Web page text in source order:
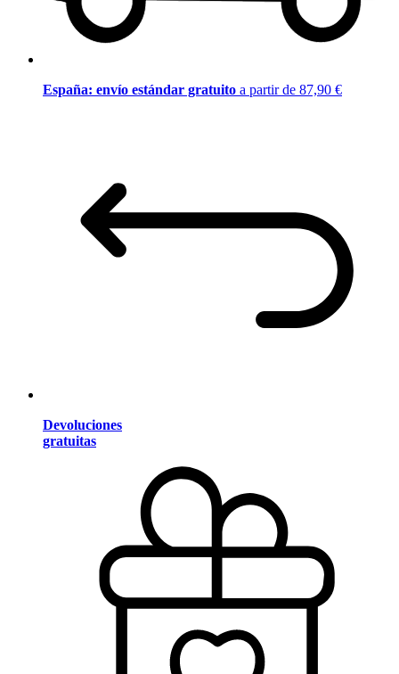
España: envío estándar gratuito a partir de 87,90 €
Devoluciones
gratuitas